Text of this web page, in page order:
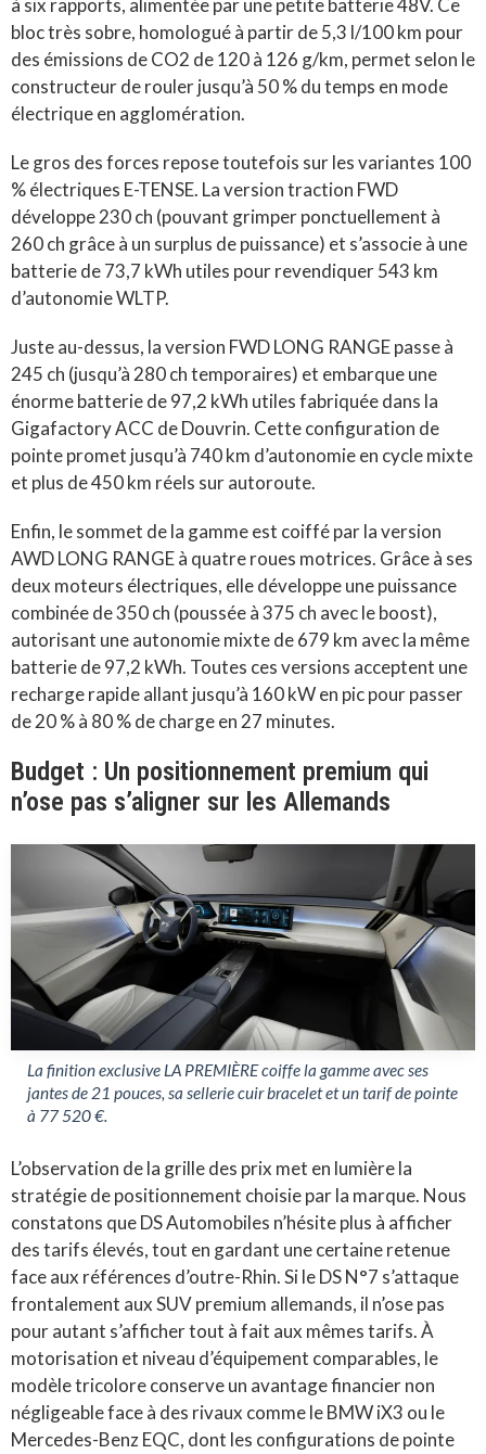
à six rapports, alimentée par une petite batterie 48V. Ce
bloc très sobre, homologué à partir de 5,3 l/100 km pour
des émissions de CO2 de 120 à 126 g/km, permet selon le
constructeur de rouler jusqu’à 50 % du temps en mode
électrique en agglomération.
Le gros des forces repose toutefois sur les variantes 100
% électriques E-TENSE. La version traction FWD
développe 230 ch (pouvant grimper ponctuellement à
260 ch grâce à un surplus de puissance) et s’associe à une
batterie de 73,7 kWh utiles pour revendiquer 543 km
d’autonomie WLTP.
Juste au-dessus, la version FWD LONG RANGE passe à
245 ch (jusqu’à 280 ch temporaires) et embarque une
énorme batterie de 97,2 kWh utiles fabriquée dans la
Gigafactory ACC de Douvrin. Cette configuration de
pointe promet jusqu’à 740 km d’autonomie en cycle mixte
et plus de 450 km réels sur autoroute.
Enfin, le sommet de la gamme est coiffé par la version
AWD LONG RANGE à quatre roues motrices. Grâce à ses
deux moteurs électriques, elle développe une puissance
combinée de 350 ch (poussée à 375 ch avec le boost),
autorisant une autonomie mixte de 679 km avec la même
batterie de 97,2 kWh. Toutes ces versions acceptent une
recharge rapide allant jusqu’à 160 kW en pic pour passer
de 20 % à 80 % de charge en 27 minutes.
Budget : Un positionnement premium qui
n’ose pas s’aligner sur les Allemands
La finition exclusive LA PREMIÈRE coiffe la gamme avec ses
jantes de 21 pouces, sa sellerie cuir bracelet et un tarif de pointe
à 77 520 €.
L’observation de la grille des prix met en lumière la
stratégie de positionnement choisie par la marque. Nous
constatons que DS Automobiles n’hésite plus à afficher
des tarifs élevés, tout en gardant une certaine retenue
face aux références d’outre-Rhin. Si le DS N°7 s’attaque
frontalement aux SUV premium allemands, il n’ose pas
pour autant s’afficher tout à fait aux mêmes tarifs. À
motorisation et niveau d’équipement comparables, le
modèle tricolore conserve un avantage financier non
négligeable face à des rivaux comme le BMW iX3 ou le
Mercedes-Benz EQC, dont les configurations de pointe